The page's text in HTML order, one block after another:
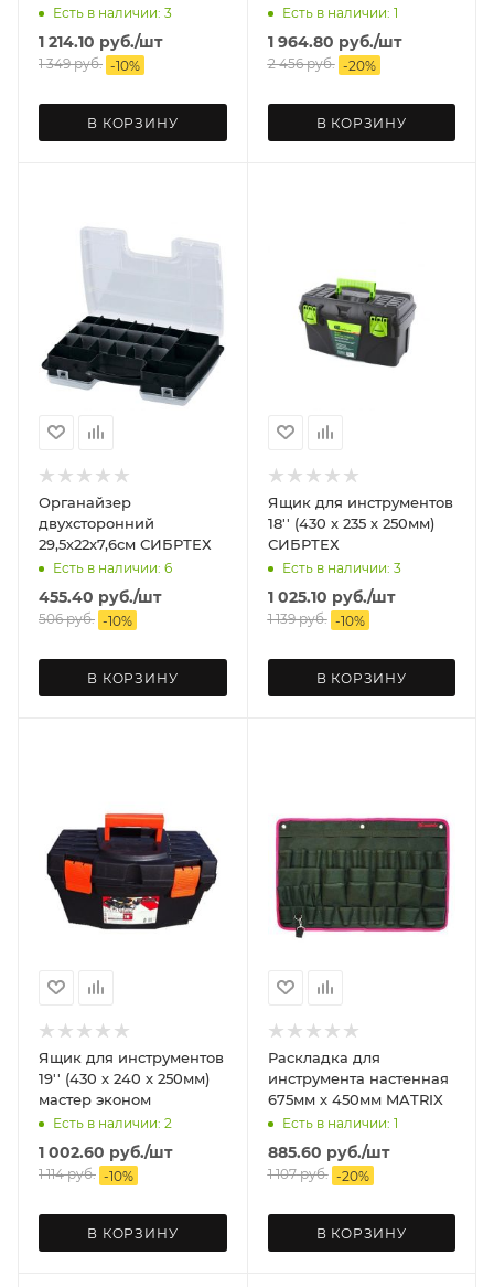
Есть в наличии: 3
1 214.10 руб./шт
1 349руб. -10%
В КОРЗИНУ
Есть в наличии: 1
1 964.80 руб./шт
2 456руб. -20%
В КОРЗИНУ
Органайзер
двухсторонний
29,5х22х7,6см СИБРТЕХ
Есть в наличии: 6
455.40 руб./шт
506руб. -10%
В КОРЗИНУ
Ящик для инструментов
18'' (430 х 235 х 250мм)
СИБРТЕХ
Есть в наличии: 3
1 025.10 руб./шт
1 139руб. -10%
В КОРЗИНУ
Ящик для инструментов
19'' (430 х 240 х 250мм)
мастер эконом
Есть в наличии: 2
1 002.60 руб./шт
1 114руб. -10%
В КОРЗИНУ
Раскладка для
инструмента настенная
675мм х 450мм MATRIX
Есть в наличии: 1
885.60 руб./шт
1 107руб. -20%
В КОРЗИНУ